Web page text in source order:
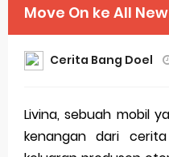
Review Lengkap
Perubahan
Sejarah
Evolusi
Review
Move On ke All
Cerita Bang Doel
Livina, sebuah mobil
kenangan dari